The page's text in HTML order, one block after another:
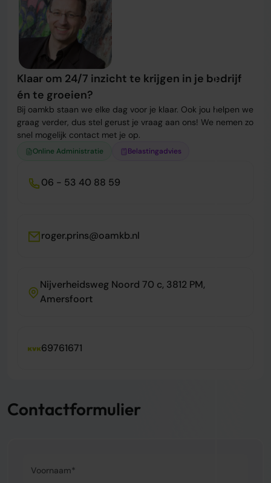
Klaar om 24/7 inzicht te krijgen in je bedrijf
én te groeien?
Bij oamkb staan we elke dag voor je klaar. Ook jou helpen we
graag verder, dus stel gerust je vraag aan ons! We nemen zo
snel mogelijk contact met je op.
Online Administratie Belastingadvies
06 - 53 40 88 59
roger.prins@oamkb.nl
Nijverheidsweg Noord 70 c, 3812 PM,
Amersfoort
69761671
Contactformulier